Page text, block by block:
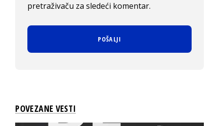
pretraživaču za sledeći komentar.
POVEZANE VESTI